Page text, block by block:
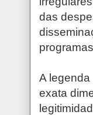
das
A
exata